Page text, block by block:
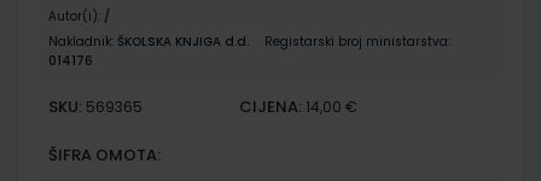
Autor(i): /
Nakladnik: ŠKOLSKA KNJIGA d.d.
Registarski broj ministarstva:
014176
SKU: 569365 CIJENA: 14,00 €
ŠIFRA OMOTA: